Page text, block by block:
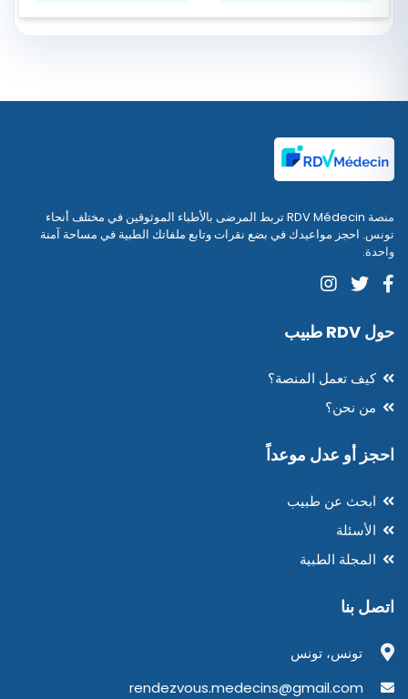
منصة RDV Médecin تربط المرضى بالأطباء الموثوقين في مختلف أنحاء
تونس. احجز مواعيدك في بضع نقرات وتابع ملفاتك الطبية في مساحة آمنة
واحدة.
حول RDV طبيب
كيف تعمل المنصة؟
من نحن؟
احجز أو عدل موعداً
ابحث عن طبيب
الأسئلة
المجلة الطبية
اتصل بنا
تونس، تونس